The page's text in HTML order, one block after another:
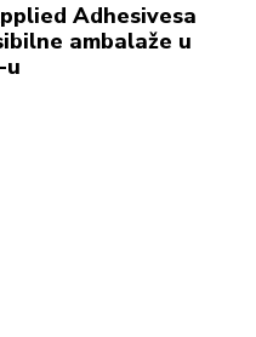
Adhesivesa
ambalaže u
u